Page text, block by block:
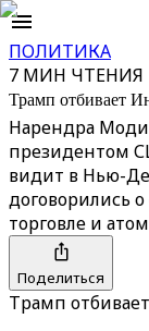
ПОЛИТИКА
7 МИН ЧТЕНИЯ
Трамп отбивает
Нарендра Моди
президентом
видит в Нью-
договорились
торговле и
Поделиться
Трамп